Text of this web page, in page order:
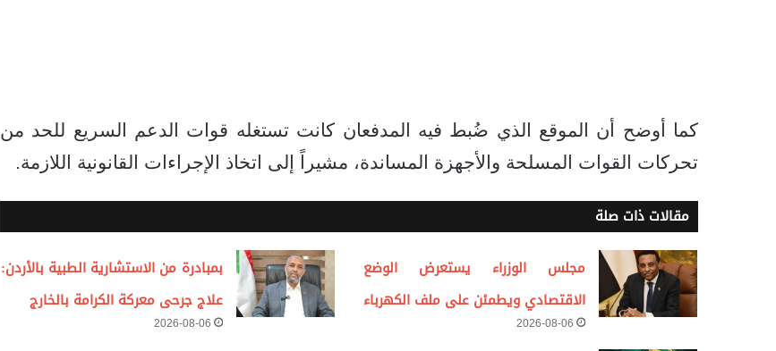
كما أوضح أن الموقع الذي ضُبط فيه المدفعان كانت تستغله قوات الدعم السريع للحد من
تحركات القوات المسلحة والأجهزة المساندة، مشيراً إلى اتخاذ الإجراءات القانونية اللازمة.
مقالات ذات صلة
مجلس الوزراء يستعرض الوضع
الاقتصادي ويطمئن على ملف الكهرباء
2026-08-06
بمبادرة من الاستشارية الطبية بالأردن:
علاج جرحى معركة الكرامة بالخارج
2026-08-06